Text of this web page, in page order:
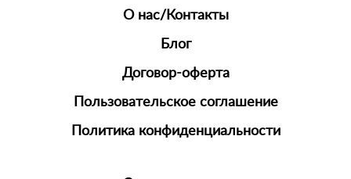
О нас/Контакты
Блог
Договор-оферта
Пользовательское соглашение
Политика конфиденциальности